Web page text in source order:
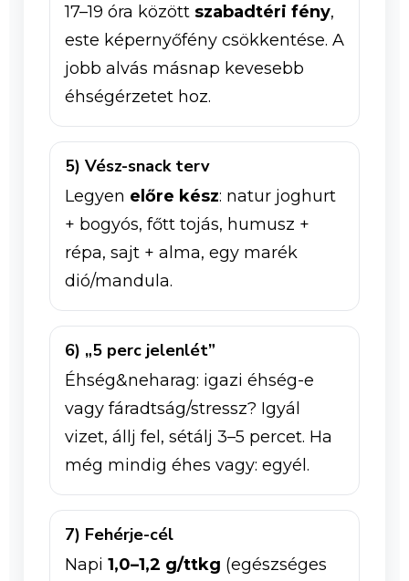
17–19 óra között szabadtéri fény,
este képernyőfény csökkentése. A
jobb alvás másnap kevesebb
éhségérzetet hoz.
5) Vész-snack terv
Legyen előre kész: natur joghurt
+ bogyós, főtt tojás, humusz +
répa, sajt + alma, egy marék
dió/mandula.
6) „5 perc jelenlét”
Éhség&neharag: igazi éhség-e
vagy fáradtság/stressz? Igyál
vizet, állj fel, sétálj 3–5 percet. Ha
még mindig éhes vagy: egyél.
7) Fehérje-cél
Napi 1,0–1,2 g/ttkg (egészséges